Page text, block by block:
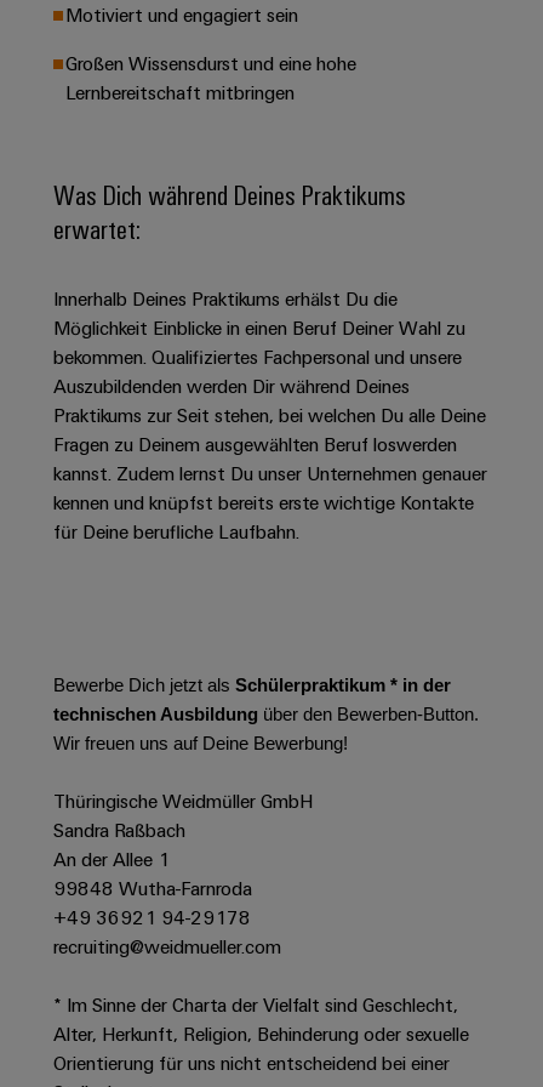
&
Sicherer
Betrieb
für
die
Prozessindustrie
Mehr
Ressourceneffizienz
durch
Sonnenenergie
Schaltschrankbau
Lösungen
für
Herausforderungen
im
digitale
Lösungen
für
klimafreundliche
im
Bahnverkehr
Schiffbau
Umfassende
Verbindungslösungen
für
die
Industrie
Wasseraufbereitung
Automation
Industrial
IoT
Security
Industrial
Platform
easyConnect
EZA-
Regler
Gerätehersteller
PCB
Connector
Services
Equipment
Manufacturer
(OEM)
Systeme
Industrial
Panels
Engineering-
Visualisierungstools
Energiemessung
und
Smart
Metering
Weidmüller
Industrial
&
Cloud-
Services
Industrial
Service
Platform
easyConnect
&
Zubehör
PSIRT
eShop
OCI-
EDI-
Schnittstelle
ALLE
SERVICES
Solution
finden
-
Systemintegratoren
Messen
&
Events
Globale
Messen
&
Events
Stellenbörse
Chancen in der
Entwicklung
Spannende
in unseren
Center in
Thüringen
Motiviert und engagiert sein
Großen Wissensdurst und eine hohe
Lernbereitschaft mitbringen
Was Dich während Deines Praktikums
erwartet:
Innerhalb Deines Praktikums erhälst Du die
Möglichkeit Einblicke in einen Beruf Deiner Wahl zu
bekommen. Qualifiziertes Fachpersonal und unsere
Auszubildenden werden Dir während Deines
Praktikums zur Seit stehen, bei welchen Du alle Deine
Fragen zu Deinem ausgewählten Beruf loswerden
kannst. Zudem lernst Du unser Unternehmen genauer
kennen und knüpfst bereits erste wichtige Kontakte
für Deine berufliche Laufbahn.
Bewerbe Dich jetzt alsSchülerpraktikum * in der
technischen Ausbildung über den Bewerben-Button.
Wir freuen uns auf Deine Bewerbung!
Thüringische Weidmüller GmbH
Sandra Raßbach
An der Allee 1
99848 Wutha-Farnroda
+49 36921 94-29178
recruiting@weidmueller.com
* Im Sinne der Charta der Vielfalt sind Geschlecht,
Alter, Herkunft, Religion, Behinderung oder sexuelle
Orientierung für uns nicht entscheidend bei einer